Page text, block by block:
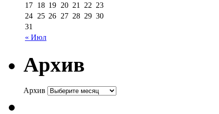
« Июл
17 18 19 20 21 22 23
24 25 26 27 28 29 30
31
Архив
Архив